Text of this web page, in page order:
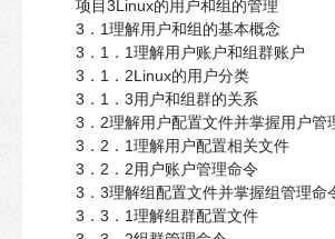
项目3Linux的用户和组的管理
3．1理解用户和组的基本概念
3．1．1理解用户账户和组群账户
3．1．2Linux的用户分类
3．1．3用户和组群的关系
3．2理解用户配置文件并掌握用户管
3．2．1理解用户配置相关文件
3．2．2用户账户管理命令
3．3理解组配置文件并掌握组管理命
3．3．1理解组群配置文件